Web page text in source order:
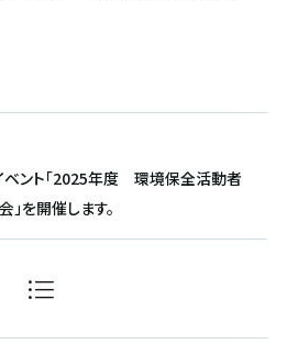
ベント「2025年度 環境保全活動者
」を開催します。